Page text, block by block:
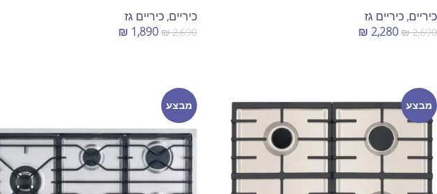
כיריים, כיריים גז
₪2,690
₪ 2,280
כיריים, כיריים גז
₪2,690
₪ 1,890
מבצע מבצע